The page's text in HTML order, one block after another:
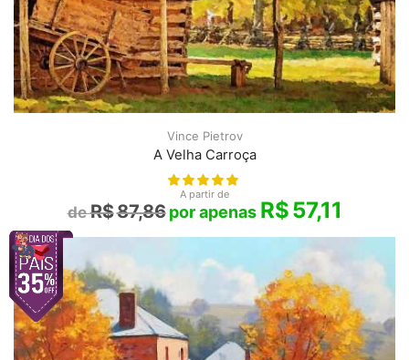
Vince Pietrov
A Velha Carroça
A partir de
R$87,86 R$57,11